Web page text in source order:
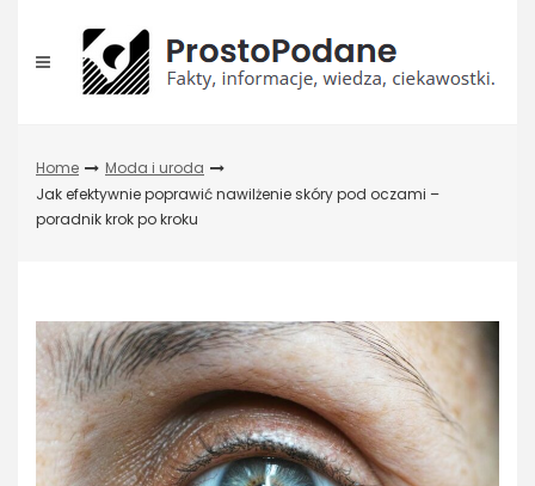
content
Home
Moda i uroda
Jak efektywnie poprawić nawilżenie skóry pod oczami –
poradnik krok po kroku